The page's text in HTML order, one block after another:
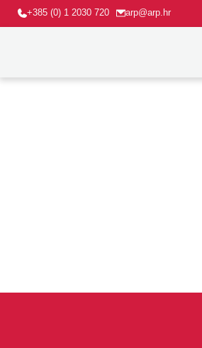
+385 (0) 1 2030 720 arp@arp.hr